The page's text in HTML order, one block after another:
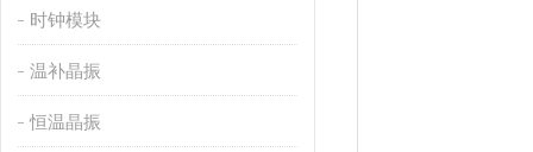
时钟模块
温补晶振
恒温晶振